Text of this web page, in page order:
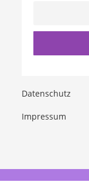
Datenschutz
Impressum